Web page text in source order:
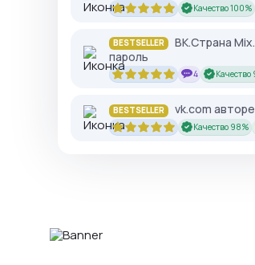
Качество 100%
BESTSELLER
ВК.Страна
пароль
4 Качество
BESTSELLER vk.com
Качество 98%